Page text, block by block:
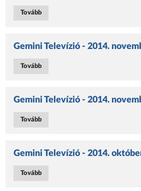
Tovább
Gemini Televízió - 2014.
Tovább
Gemini Televízió - 2014.
Tovább
Gemini Televízió - 2014.
Tovább